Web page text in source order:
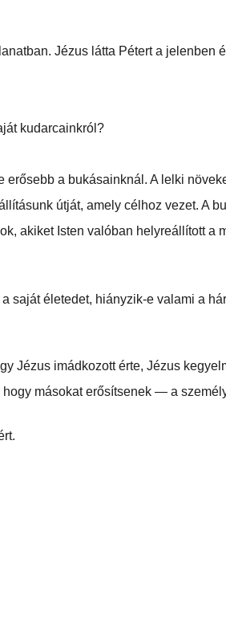
Jézus látta Pétert a
kudarcainkról?
a bukásainknál. A lelki
útját, amely célhoz vezet. A
akiket Isten valóban helyreállított
saját életedet, hiányzik-e valami a
Jézus imádkozott érte, Jézus
másokat erősítsenek — a